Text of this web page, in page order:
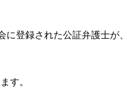
登録された公証弁護士
す。